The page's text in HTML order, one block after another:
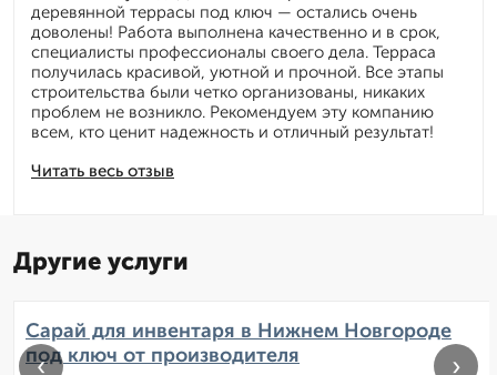
Читать весь отзыв
деревянной террасы под ключ — остались очень
доволены! Работа выполнена качественно и в срок,
специалисты профессионалы своего дела. Терраса
получилась красивой, уютной и прочной. Все этапы
строительства были четко организованы, никаких
проблем не возникло. Рекомендуем эту компанию
всем, кто ценит надежность и отличный результат!
Другие услуги
Сарай для инвентаря в Нижнем Новгороде
под ключ от производителя
‹ ›